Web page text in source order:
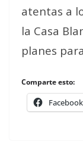
atentas a
la Casa
planes
Comparte esto:
Facebook